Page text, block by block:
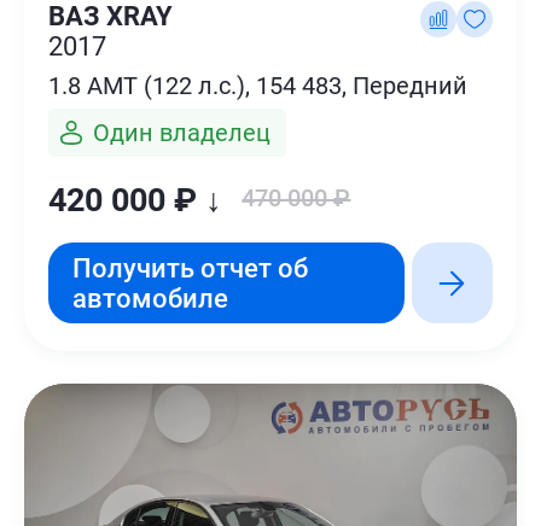
ВАЗ XRAY
2017
1.8 AMT (122 л.с.), 154 483, Передний
Один владелец
420 000 ₽ ↓ 470 000 ₽
Получить отчет об
автомобиле